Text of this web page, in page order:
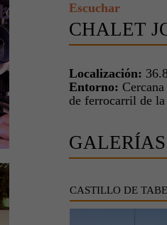
Escuchar
CHALET
Localización:
Entorno:
de ferrocarril de
CASTILLO DE